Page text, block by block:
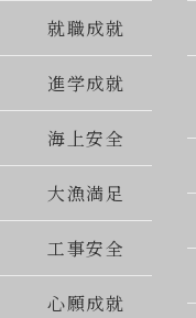
就職成就
進学成就
海上安全
大漁満足
工事安全
心願成就